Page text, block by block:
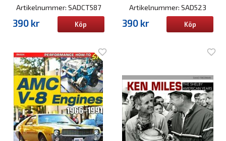
Artikelnummer: SADCT587
390 kr Köp
Artikelnummer: SAD523
390 kr Köp